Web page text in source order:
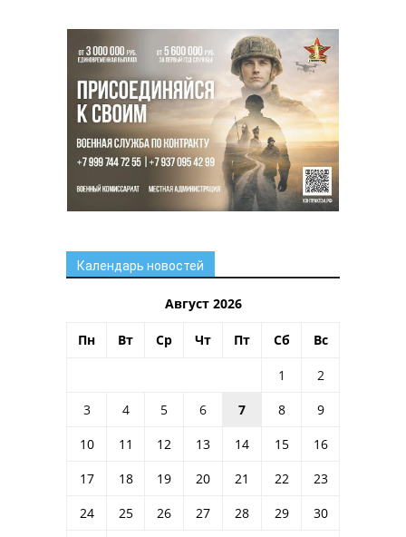
Календарь новостей
Август 2026
Пн Вт Ср Чт Пт Сб Вс
1
2
3
4 5 6 7 8
9
10
11 12 13 14 15
16
17
18 19 20 21 22
23
24
25 26 27 28 29
30